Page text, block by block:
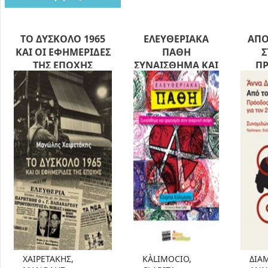
ΤΟ ΔΥΣΚΟΛΟ 1965
ΚΑΙ ΟΙ ΕΦΗΜΕΡΙΔΕΣ
ΤΗΣ ΕΠΟΧΗΣ
ΧΑΙΡΕΤΑΚΗΣ,
ΕΛΕΥΘΕΡΙΑΚΑ
ΠΑΘΗ
ΣΥΝΑΙΣΘΗΜΑ ΚΑΙ
ΕΡΩΤΙΣΜΟΣ ΣΤΗΝ
ΑΝΑΡΧΙΚΗ
ΣΚΕΨΗ
KÀLIMOCIO,